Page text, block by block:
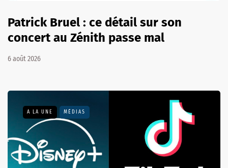
Patrick Bruel : ce détail sur son
concert au Zénith passe mal
6 août 2026
A LA UNE MÉDIAS